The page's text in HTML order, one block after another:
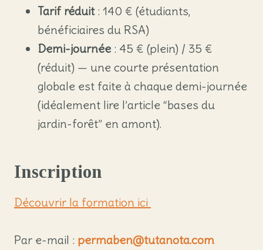
Tarif réduit: 140 € (étudiants,
bénéficiaires du RSA)
Demi-journée : 45 € (plein) / 35 €
(réduit) — une courte présentation
globale est faite à chaque demi-journée
(idéalement lire l’article “bases du
jardin-forêt” en amont).
Inscription
Découvrir la formation ici
Par e-mail : permaben@tutanota.com